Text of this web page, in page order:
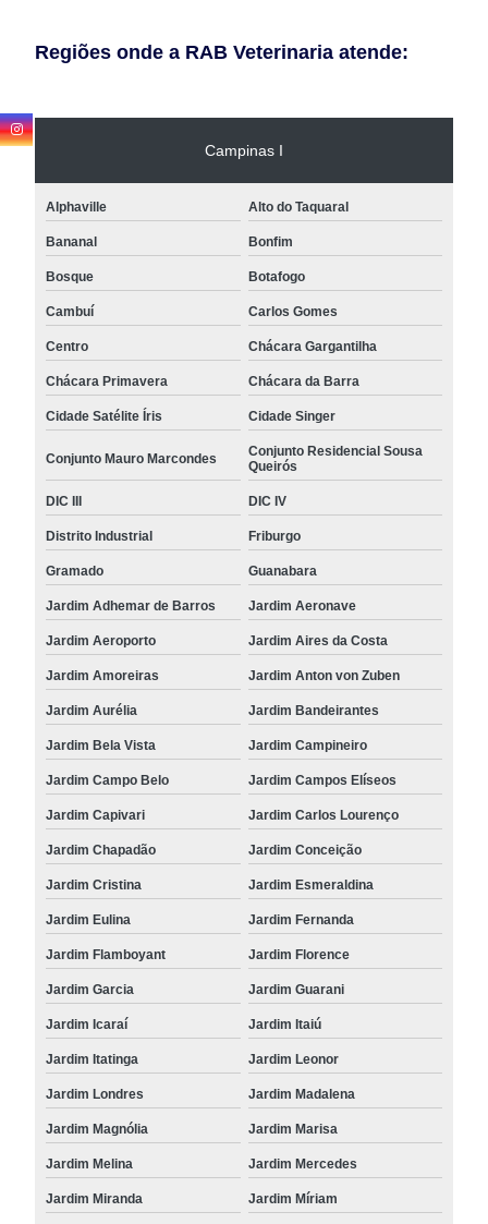
Regiões onde a RAB Veterinaria atende:
Campinas I
Alphaville Alto do Taquaral
Bananal Bonfim
Bosque Botafogo
Cambuí Carlos Gomes
Centro Chácara Gargantilha
Chácara Primavera Chácara da Barra
Cidade Satélite Íris Cidade Singer
Conjunto Mauro Marcondes
Conjunto Residencial Sousa
Queirós
DIC III DIC IV
Distrito Industrial Friburgo
Gramado Guanabara
Jardim Adhemar de Barros Jardim Aeronave
Jardim Aeroporto Jardim Aires da Costa
Jardim Amoreiras Jardim Anton von Zuben
Jardim Aurélia Jardim Bandeirantes
Jardim Bela Vista Jardim Campineiro
Jardim Campo Belo Jardim Campos Elíseos
Jardim Capivari Jardim Carlos Lourenço
Jardim Chapadão Jardim Conceição
Jardim Cristina Jardim Esmeraldina
Jardim Eulina Jardim Fernanda
Jardim Flamboyant Jardim Florence
Jardim Garcia Jardim Guarani
Jardim Icaraí Jardim Itaiú
Jardim Itatinga Jardim Leonor
Jardim Londres Jardim Madalena
Jardim Magnólia Jardim Marisa
Jardim Melina Jardim Mercedes
Jardim Miranda Jardim Míriam